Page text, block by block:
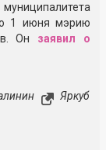
1 июня мэрию
Он заявил о
Яркуб